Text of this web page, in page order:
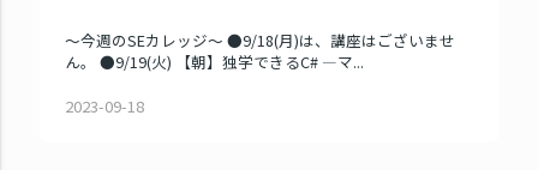
～今週のSEカレッジ～ ●9/18(月)は、講座はございませ
ん。 ●9/19(火) 【朝】独学できるC# ―マ...
2023-09-18